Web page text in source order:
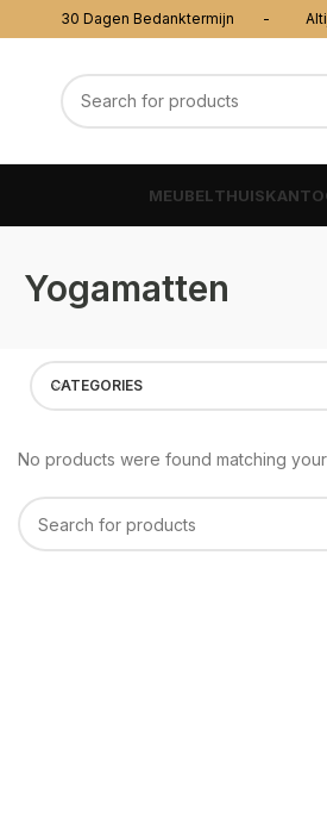
30 Dagen Bedanktermijn -
MEUBEL
Yogamatten
CATEGORIES
No products were found matching